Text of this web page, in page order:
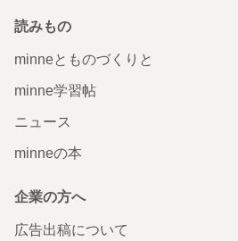
読みもの
minneとものづくりと
minne学習帖
ニュース
minneの本
企業の方へ
広告出稿について